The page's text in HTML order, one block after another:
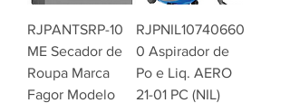
RJPANTSRP-10
ME Secador de
Roupa Marca
Fagor Modelo
RJPNIL10740660
0 Aspirador de
Po e Liq. AERO
21-01 PC (NIL)